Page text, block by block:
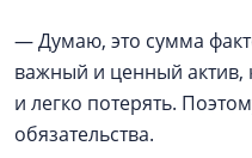
— Думаю, это сумма
важный и ценный актив,
и легко потерять.
обязательства.